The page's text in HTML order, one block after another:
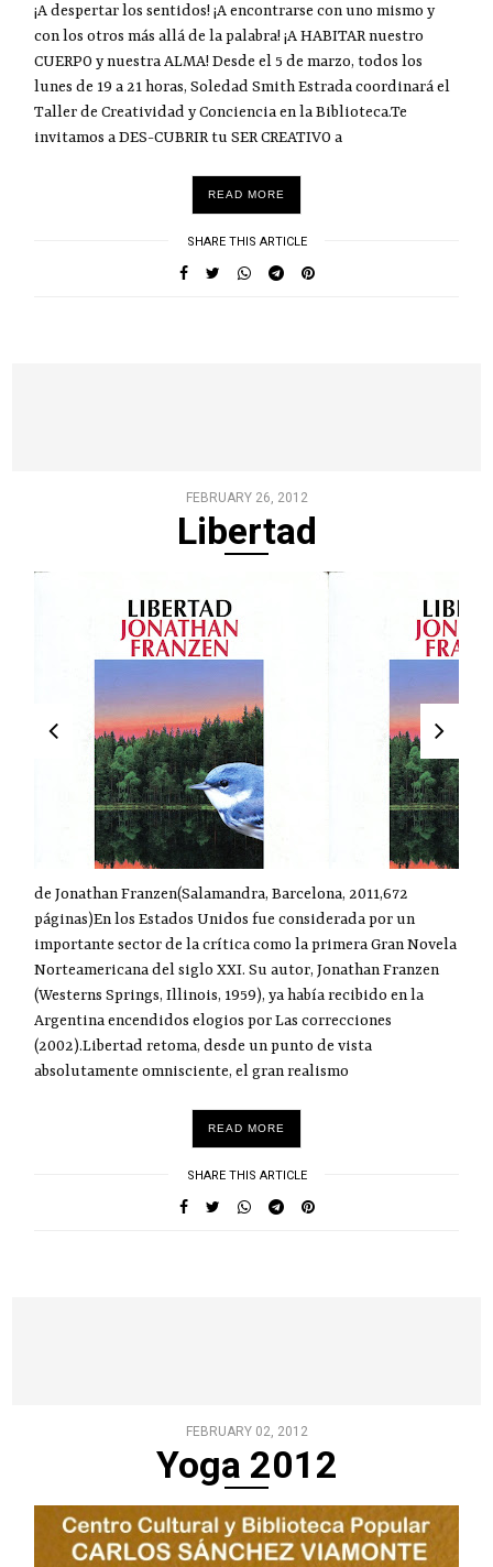
¡A despertar los sentidos! ¡A encontrarse con uno mismo y
con los otros más allá de la palabra! ¡A HABITAR nuestro
CUERPO y nuestra ALMA! Desde el 5 de marzo, todos los
lunes de 19 a 21 horas, Soledad Smith Estrada coordinará el
Taller de Creatividad y Conciencia en la Biblioteca.Te
invitamos a DES-CUBRIR tu SER CREATIVO a
READ MORE
SHARE THIS ARTICLE
FEBRUARY 26, 2012
Libertad
de Jonathan Franzen(Salamandra, Barcelona, 2011,672
páginas)En los Estados Unidos fue considerada por un
importante sector de la crítica como la primera Gran Novela
Norteamericana del siglo XXI. Su autor, Jonathan Franzen
(Westerns Springs, Illinois, 1959), ya había recibido en la
Argentina encendidos elogios por Las correcciones
(2002).Libertad retoma, desde un punto de vista
absolutamente omnisciente, el gran realismo
READ MORE
SHARE THIS ARTICLE
FEBRUARY 02, 2012
Yoga 2012